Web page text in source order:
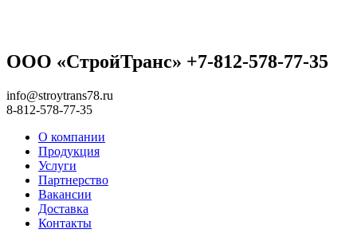
ООО «СтройТранс» +7-812-578-77-35
info@stroytrans78.ru
8-812-578-77-35
О компании
Продукция
Услуги
Партнерство
Вакансии
Доставка
Контакты